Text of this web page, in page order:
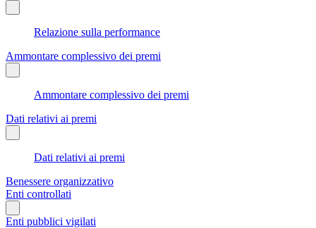
Relazione sulla performance
Ammontare complessivo dei premi
Ammontare complessivo dei premi
Dati relativi ai premi
Dati relativi ai premi
Benessere organizzativo
Enti controllati
Enti pubblici vigilati